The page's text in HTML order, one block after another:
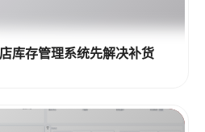
库存管理系统先解决补货